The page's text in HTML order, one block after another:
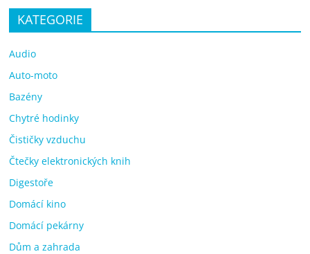
KATEGORIE
Audio
Auto-moto
Bazény
Chytré hodinky
Čističky vzduchu
Čtečky elektronických knih
Digestoře
Domácí kino
Domácí pekárny
Dům a zahrada